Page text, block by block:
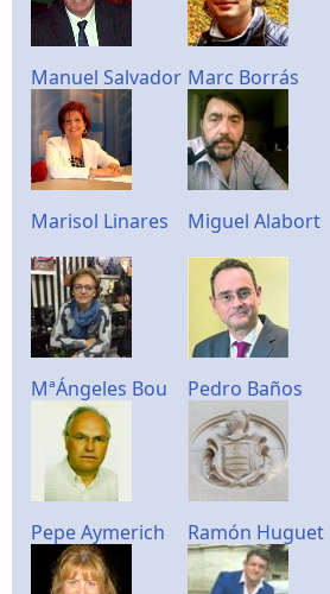
Manuel Salvador Marc Borrás
Marisol Linares Miguel Alabort
MªÁngeles Bou Pedro Baños
Pepe Aymerich Ramón Huguet